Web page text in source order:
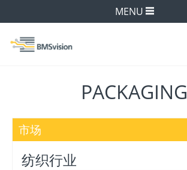
MENU
PACKAGING
市场
纺织行业